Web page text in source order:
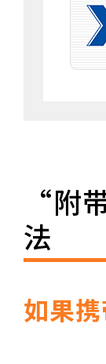
“附
法
如果